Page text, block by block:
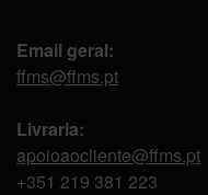
Email geral:
ffms@ffms.pt
Livraria:
apoioaocliente@ffms.pt
+351 219 381 223